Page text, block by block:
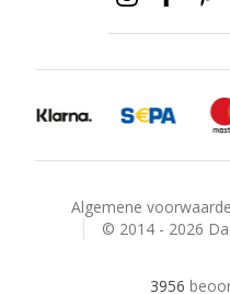
Algemene
© 2014 - 2026
3956